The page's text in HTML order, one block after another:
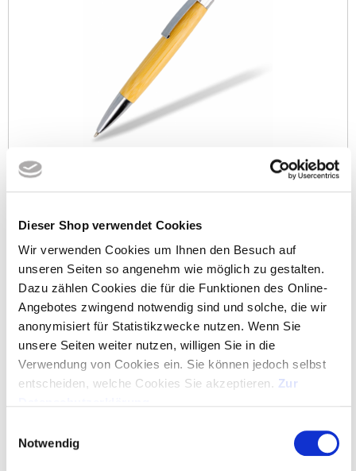
Dieser Shop verwendet Cookies
Wir verwenden Cookies um Ihnen den Besuch auf
unseren Seiten so angenehm wie möglich zu gestalten.
Dazu zählen Cookies die für die Funktionen des Online-
Angebotes zwingend notwendig sind und solche, die wir
anonymisiert für Statistikzwecke nutzen. Wenn Sie
unsere Seiten weiter nutzen, willigen Sie in die
Verwendung von Cookies ein. Sie können jedoch selbst
entscheiden, welche Cookies Sie akzeptieren. Zur
Notwendig
Merken ab 0,54 €
BAMBUS KUGELSCHREIBER TALESTA